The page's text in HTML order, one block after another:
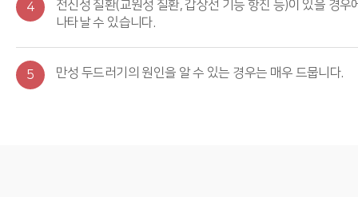
4
전신성 질환(교원성 질환, 갑상선 기능 항진 등)이 있을 경우
나타날 수 있습니다.
5 만성 두드러기의 원인을 알 수 있는 경우는 매우 드뭅니다.